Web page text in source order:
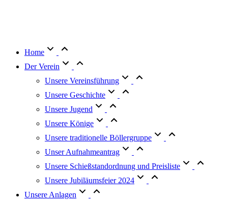
Home
Der Verein
Unsere Vereinsführung
Unsere Geschichte
Unsere Jugend
Unsere Könige
Unsere traditionelle Böllergruppe
Unser Aufnahmeantrag
Unsere Schießstandordnung und Preisliste
Unsere Jubiläumsfeier 2024
Unsere Anlagen